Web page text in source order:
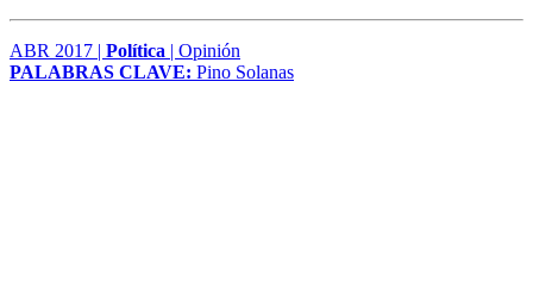
ABR 2017 | Política | Opinión
PALABRAS CLAVE: Pino Solanas